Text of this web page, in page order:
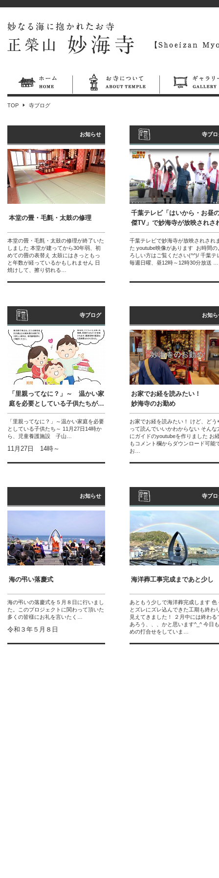
TOP 寺ブログ
お知らせ
本堂の畳・毛氈・太鼓の修理
本堂の畳・毛氈・太鼓の修理が終了いた
しました 本堂が建ってから30年弱、初
めての畳の表替え 太鼓にはきっともっ
と年数が経っているかもしれません 日
焼けして、擦り切れる…
寺ブロ
千葉テレビ「はいから・お昼
傑TV」で妙海寺が放映され
千葉テレビで妙海寺が放映されされ
た youtube映像があります お時間の
ろしい方はご覧ください(^^)/ 千葉テ
毎週日曜、昼12時～12時30分放送 …
寺ブログ
「里親ってなに？」～ 温かい家
庭を必要としている子供たちが…
「里親ってなに？」～温かい家庭を必要
としている子供たち～ 11月27日14時か
ら、児童養護施設 子山…
11月27日 14時～
お知ら
お家でお経を読みたい！
妙海寺のお勤め
お家でお経を読みたい！ けど、どう
って読んでいいかわからない そんな
にガイドのyoutubeを作りました お
もコメント欄からダウンロード可能
お…
お知らせ
海の弔い落慶式
海の弔いの落慶式を５月８日に行いまし
た。このプロジェクトに関わって頂いた
多くの皆様にお礼を言いたく…
令和３年５月８日
寺ブロ
海洋葬工事完成まであと少し
あともう少しで海洋葬完成します 色
とズレにズレ込んできた工期も終わ
見えてきました！ ２月中には終わる
あろう、、、かと思います^_^ 今日
めの打合せをしていま…